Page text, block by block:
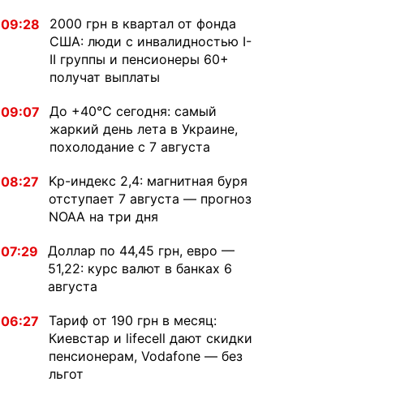
09:28
2000 грн в квартал от фонда
США: люди с инвалидностью I-
II группы и пенсионеры 60+
получат выплаты
09:07
До +40°С сегодня: самый
жаркий день лета в Украине,
похолодание с 7 августа
08:27
Kp-индекс 2,4: магнитная буря
отступает 7 августа — прогноз
NOAA на три дня
07:29
Доллар по 44,45 грн, евро —
51,22: курс валют в банках 6
августа
06:27
Тариф от 190 грн в месяц:
Киевстар и lifecell дают скидки
пенсионерам, Vodafone — без
льгот